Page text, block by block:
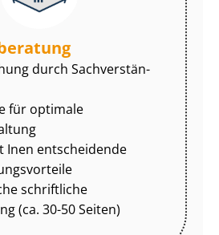
durch Sach­ver­stän­
für optimale
Inen entscheidende
schriftliche
(ca. 30-50 Seiten)